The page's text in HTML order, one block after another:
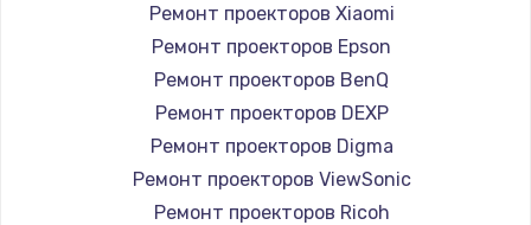
Ремонт проекторов Xiaomi
Ремонт проекторов Epson
Ремонт проекторов BenQ
Ремонт проекторов DEXP
Ремонт проекторов Digma
Ремонт проекторов ViewSonic
Ремонт проекторов Ricoh